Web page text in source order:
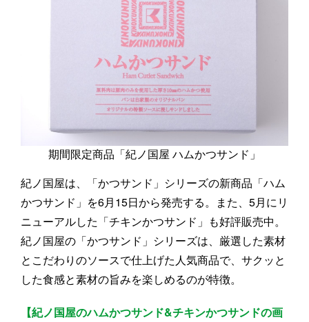
期間限定商品「紀ノ国屋 ハムかつサンド」
紀ノ国屋は、「かつサンド」シリーズの新商品「ハム
かつサンド」を6月15日から発売する。また、5月にリ
ニューアルした「チキンかつサンド」も好評販売中。
紀ノ国屋の「かつサンド」シリーズは、厳選した素材
とこだわりのソースで仕上げた人気商品で、サクッと
した食感と素材の旨みを楽しめるのが特徴。
【紀ノ国屋のハムかつサンド&チキンかつサンドの画